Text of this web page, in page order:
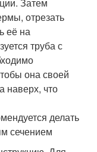
отрезать
её на
труба с
она своей
наверх, что
делать
сечением